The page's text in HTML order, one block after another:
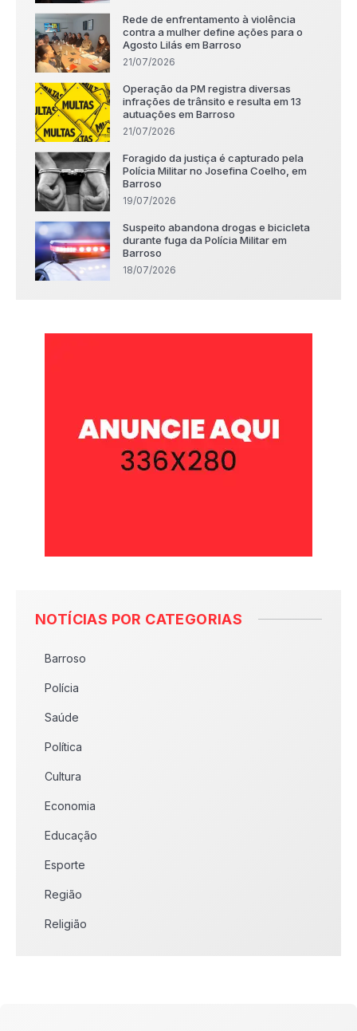
Rede de enfrentamento à violência
contra a mulher define ações para o
Agosto Lilás em Barroso
21/07/2026
Operação da PM registra diversas
infrações de trânsito e resulta em 13
autuações em Barroso
21/07/2026
Foragido da justiça é capturado pela
Polícia Militar no Josefina Coelho, em
Barroso
19/07/2026
Suspeito abandona drogas e bicicleta
durante fuga da Polícia Militar em
Barroso
18/07/2026
NOTÍCIAS POR CATEGORIAS
Barroso
Polícia
Saúde
Política
Cultura
Economia
Educação
Esporte
Região
Religião